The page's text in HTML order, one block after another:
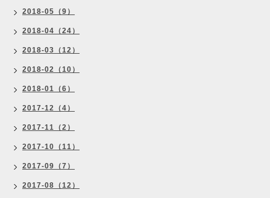
2018-05（9）
2018-04（24）
2018-03（12）
2018-02（10）
2018-01（6）
2017-12（4）
2017-11（2）
2017-10（11）
2017-09（7）
2017-08（12）